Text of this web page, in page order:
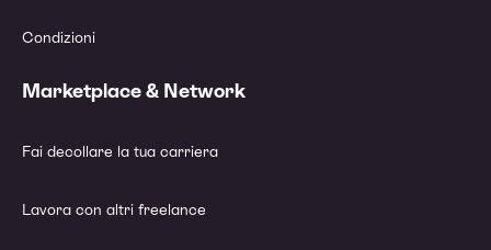
Condizioni
Marketplace & Network
Fai decollare la tua carriera
Lavora con altri freelance